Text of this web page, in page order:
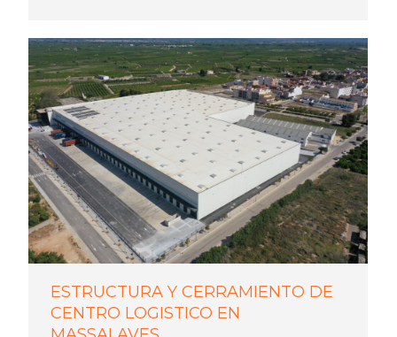
ESTRUCTURA Y CERRAMIENTO DE
CENTRO LOGISTICO EN